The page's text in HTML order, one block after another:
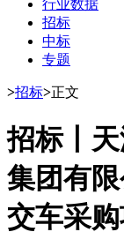
行业数据
招标
中标
专题
>招标>正文
招标丨
集团有
交车采